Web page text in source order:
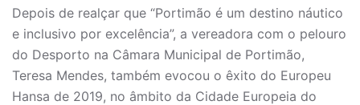
Depois de realçar que “Portimão é um destino náutico
e inclusivo por excelência”, a vereadora com o pelouro
do Desporto na Câmara Municipal de Portimão,
Teresa Mendes, também evocou o êxito do Europeu
Hansa de 2019, no âmbito da Cidade Europeia do